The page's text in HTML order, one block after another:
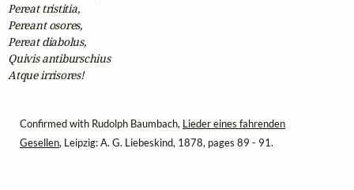
Pereat tristitia,
Pereant osores,
Pereat diabolus,
Quivis antiburschius
Atque irrisores!
Confirmed with Rudolph Baumbach, Lieder eines fahrenden
Gesellen, Leipzig: A. G. Liebeskind, 1878, pages 89 - 91.